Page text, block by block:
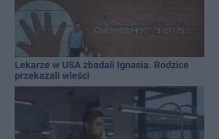
Lekarze w USA zbadali Ignasia. Rodzice
przekazali wieści